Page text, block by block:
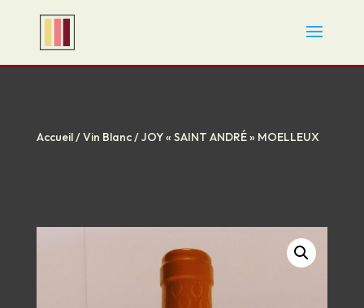
Accueil/Vin Blanc/ JOY « SAINT ANDRÉ » MOELLEUX